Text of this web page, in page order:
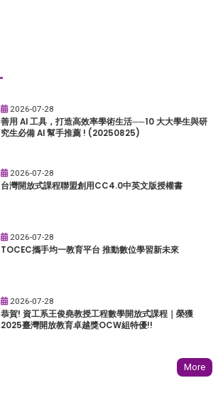
2026-07-28
善用 AI 工具，打造高效率學術生活──10 大大學生與研
究生必備 AI 幫手推薦 ! (20250825)
2026-07-28
台灣開放式課程聯盟創用CC4.0中英文版授權書
2026-07-28
TOCEC攜手均一教育平台 推動數位學習新未來
2026-07-28
恭賀! 資工系王俊堯教授工程數學開放式課程｜榮獲
2025臺灣開放教育卓越獎OCW組特優!!
More